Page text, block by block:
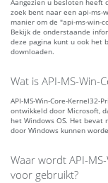
Aangezien u besloten heeft
zoek bent naar een api-ms-
manier om de "api-ms-win-
Bekijk de onderstaande
deze pagina kunt u ook het
downloaden.
Wat is API-MS-Win-
API-MS-Win-Core-Kernel32-
ontwikkeld door Microsoft,
het Windows OS. Het bevat
door Windows kunnen
Waar wordt API-
voor gebruikt?